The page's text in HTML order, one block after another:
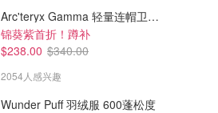
Arc'teryx Gamma 轻量连帽卫衣 女款
锦葵紫首折！蹲补
$238.00 $340.00
2054人感兴趣
Wunder Puff 羽绒服 600蓬松度